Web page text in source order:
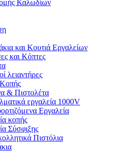
Καλωδίων
και Κουτιά Εργαλείων
και Κόπτες
λειαντήρες
& Πιστολέτα
εργαλεία 1000V
Εργαλεία
κοπής
Σύσφιξης
Πιστόλια